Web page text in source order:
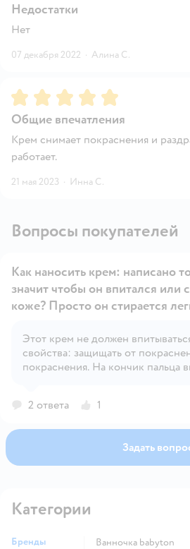
Недостатки
Нет
07 декабря 2022 · Алина С.
Рейтинг:5
Общие впечатления
Крем снимает покраснения и
работает.
21 мая 2023 · Инна С.
Вопросы покупателей
Как наносить крем: написано
значит чтобы он впитался или
коже? Просто он стирается
смене, если заметный глазу
Этот крем не должен
свойства: защищать от
покраснения. На кончик пальца
подгузник. А дальше крем сам
2 ответа 1
Задать
Категории
Бренды
ванночка babyton